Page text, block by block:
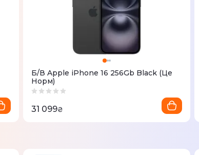
Б/В Apple iPhone 16 256Gb Black (Це
Норм)
31 099₴